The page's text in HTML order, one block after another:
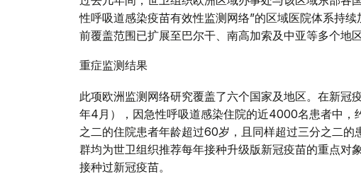
性呼吸道感染疫苗有效性监测网络”的区域医院体系持
前覆盖范围已扩展至巴尔干、南高加索及中亚等多个地区
重症监测结果
此项欧洲监测网络研究覆盖了六个国家及地区。在新
年4月），因急性呼吸道感染住院的近4000名患者中，
之二的住院患者年龄超过60岁，且同样超过三分之二
群均为世卫组织推荐每年接种升级版新冠疫苗的重点对
接种过新冠疫苗。